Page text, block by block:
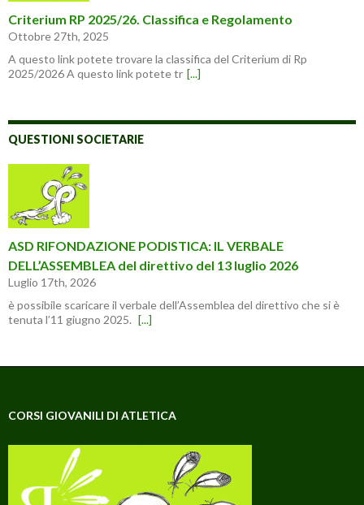
Criterium RP 2025/26. Classifica e Regolamento
Ottobre 27th, 2025
A questo link potete trovare la classifica del Criterium di Rp
2025/2026 A questo link potete tr [...]
QUESTIONI SOCIETARIE
ASD RIFONDAZIONE PODISTICA: IL VERBALE
DELL’ASSEMBLEA del direttivo del 13 luglio 2026
Luglio 17th, 2026
è possibile scaricare il verbale dell’Assemblea del direttivo che si è
tenuta l’11 giugno 2025. [...]
CORSI GIOVANILI DI ATLETICA